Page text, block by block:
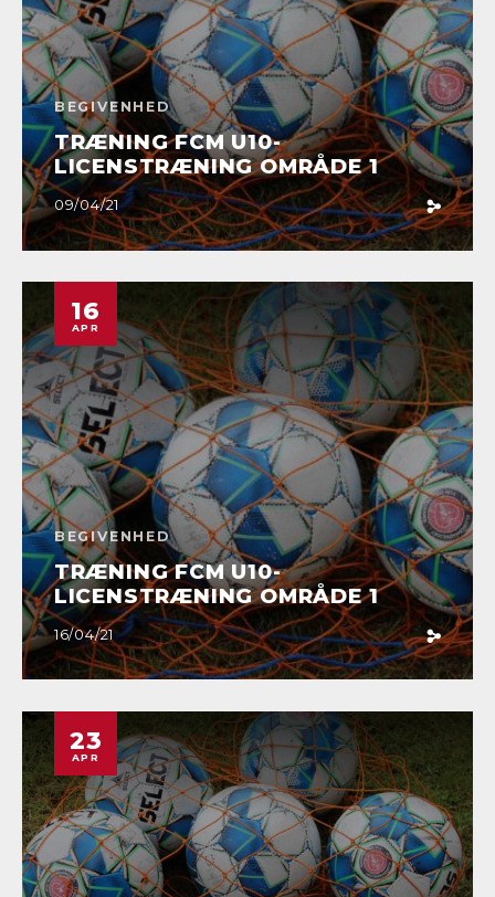
BEGIVENHED
TRÆNING FCM U10-
LICENSTRÆNING OMRÅDE 1
09/04/21
16
APR
BEGIVENHED
TRÆNING FCM U10-
LICENSTRÆNING OMRÅDE 1
16/04/21
23
APR